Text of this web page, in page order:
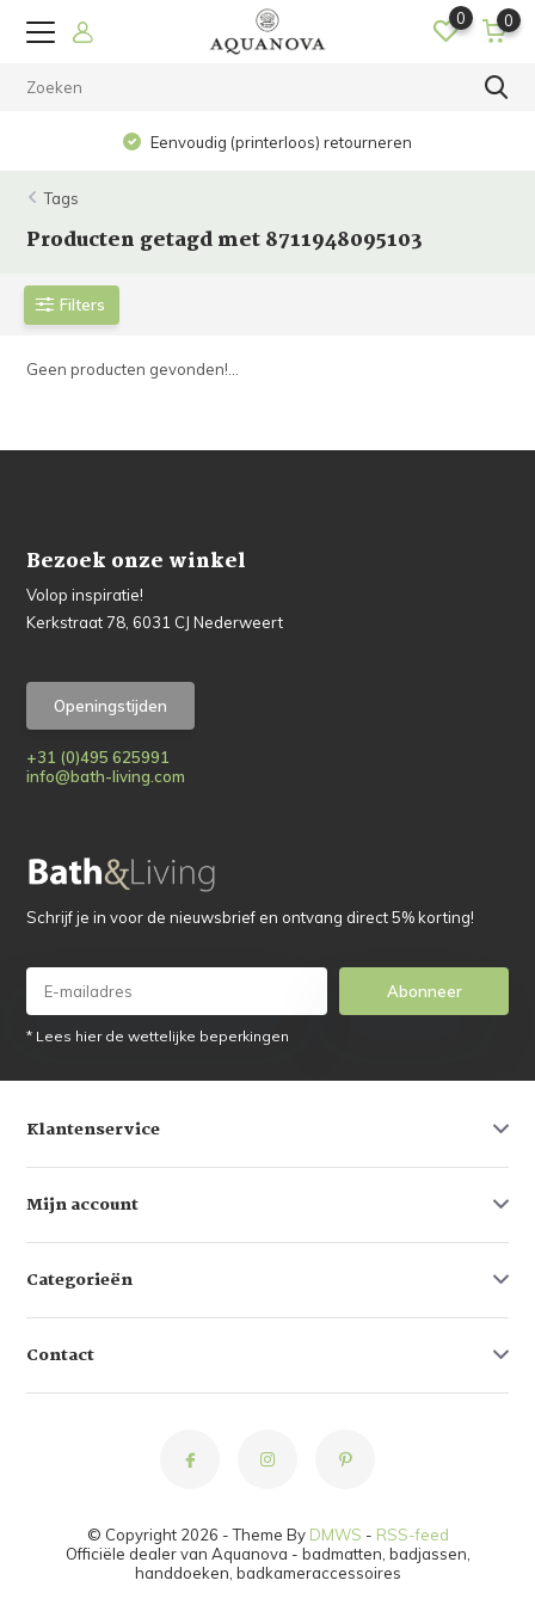
0 0
Eenvoudig (printerloos) retourneren
Tags
Producten getagd met 8711948095103
Filters
Geen producten gevonden!...
Bezoek onze winkel
Volop inspiratie!
Kerkstraat 78, 6031 CJ Nederweert
Openingstijden
+31 (0)495 625991
info@bath-living.com
Schrijf je in voor de nieuwsbrief en ontvang direct 5% korting!
Abonneer
* Lees hier de wettelijke beperkingen
Klantenservice
Mijn account
Categorieën
Contact
© Copyright 2026 - Theme By DMWS - RSS-feed
Officiële dealer van Aquanova - badmatten, badjassen,
handdoeken, badkameraccessoires